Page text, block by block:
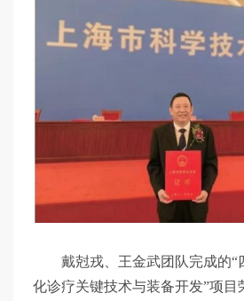
戴尅戎、王金武团队完成的“
化诊疗关键技术与装备开发”项目